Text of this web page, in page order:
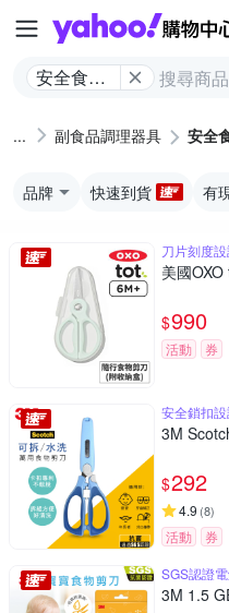
安全食物
副食品調理器具 安全
品牌 快速到貨 有
刀片刻度
美國
$990
活動 券
安全鎖扣
3M
$292
4.9 (8)
活動
券
SGS認證
3M 1.5